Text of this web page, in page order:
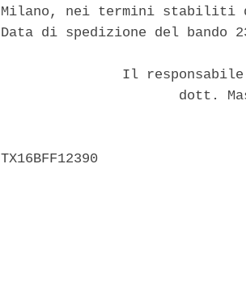
Milano, nei termini stabiliti
Data di spedizione del bando
Il
dott.